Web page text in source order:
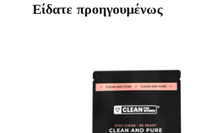
Είδατε προηγουμένως